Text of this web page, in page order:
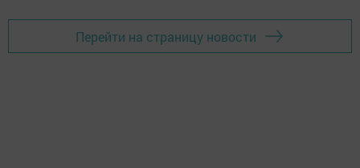
Перейти на страницу новости